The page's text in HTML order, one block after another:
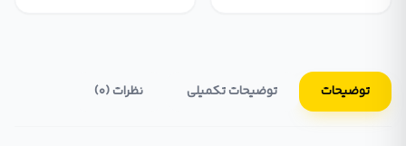
توضیحات توضیحات تکمیلی نظرات (0)